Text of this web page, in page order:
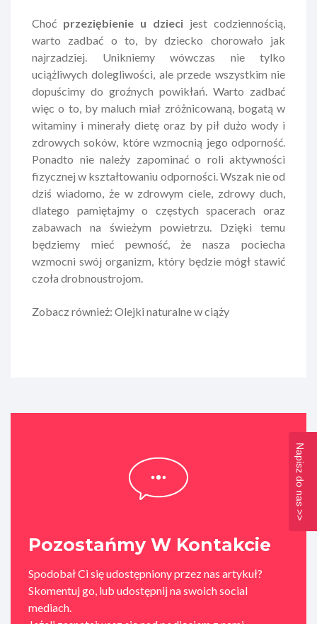
Choć przeziębienie u dzieci jest codziennością,
warto zadbać o to, by dziecko chorowało jak
najrzadziej. Unikniemy wówczas nie tylko
uciążliwych dolegliwości, ale przede wszystkim nie
dopuścimy do groźnych powikłań. Warto zadbać
więc o to, by maluch miał zróżnicowaną, bogatą w
witaminy i minerały dietę oraz by pił dużo wody i
zdrowych soków, które wzmocnią jego odporność.
Ponadto nie należy zapominać o roli aktywności
fizycznej w kształtowaniu odporności. Wszak nie od
dziś wiadomo, że w zdrowym ciele, zdrowy duch,
dlatego pamiętajmy o częstych spacerach oraz
zabawach na świeżym powietrzu. Dzięki temu
będziemy mieć pewność, że nasza pociecha
wzmocni swój organizm, który będzie mógł stawić
czoła drobnoustrojom.
Zobacz również: Olejki naturalne w ciąży
Pozostańmy W Kontakcie
Spodobał Ci się udostępniony przez nas artykuł?
Skomentuj go, lub udostępnij na swoich social
mediach.
Napisz do nas >>